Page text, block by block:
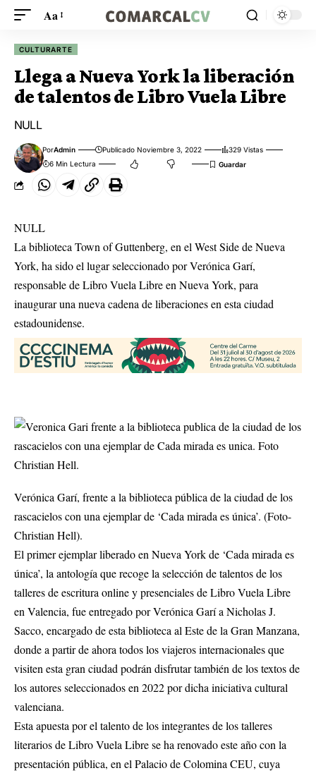
Aa
CULTURARTE
Llega a Nueva York la liberación
de talentos de Libro Vuela Libre
NULL
PorAdmin Publicado Noviembre 3, 2022
329 Vistas
6 Min Lectura
NULL
La biblioteca Town of Guttenberg, en el West Side de Nueva
York, ha sido el lugar seleccionado por Verónica Garí,
responsable de Libro Vuela Libre en Nueva York, para
inaugurar una nueva cadena de liberaciones en esta ciudad
estadounidense.
Verónica Garí, frente a la biblioteca pública de la ciudad de los
rascacielos con una ejemplar de ‘Cada mirada es única’. (Foto-
Christian Hell).
El primer ejemplar liberado en Nueva York de ‘Cada mirada es
única’, la antología que recoge la selección de talentos de los
talleres de escritura online y presencialesde Libro Vuela Libre
en Valencia, fue entregado por Verónica Garí a Nicholas J.
Sacco, encargado de esta biblioteca al Este de la Gran Manzana,
donde a partir de ahora todos los viajeros internacionales que
visiten esta gran ciudad podrán disfrutar también de los textos de
los autores seleccionados en 2022 por dicha iniciativa cultural
valenciana.
Esta apuesta por el talento de los integrantes de los talleres
literarios de Libro Vuela Libre se ha renovado este año con la
presentación pública, en el Palacio de Colomina CEU, cuya